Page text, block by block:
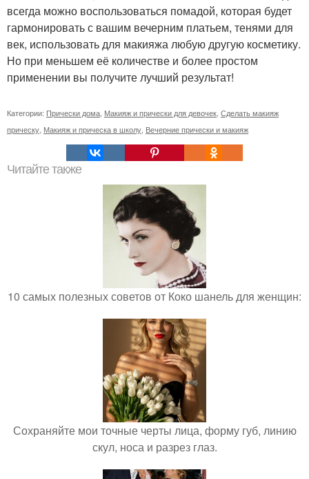
всегда можно воспользоваться помадой, которая будет
гармонировать с вашим вечерним платьем, тенями для
век, использовать для макияжа любую другую косметику.
Но при меньшем её количестве и более простом
применении вы получите лучший результат!
Категории: Прически дома Макияж и прически для девочек Сделать макияж
прическу Макияж и прическа в школу Вечерние прически и макияж
Читайте также
10 самых полезных советов от Коко шанель для женщин:
Сохраняйте мои точные черты лица, форму губ, линию
скул, носа и разрез глаз.